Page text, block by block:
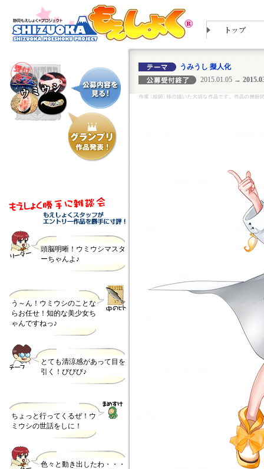
頭脳明晰！ウミウシマスタ
ーちゃんよ♪
う～ん！ウミウシのことな
らお任せ！知的な美少女ち
ゃんですねっ♪
とても清涼感があって目を
引く！びびび♪
ちょっと行ってくるぜ！ウ
ミウシの世話をしに！
色々と動き出したわ・・・
うみうし 擬人化
2015.01.05 →